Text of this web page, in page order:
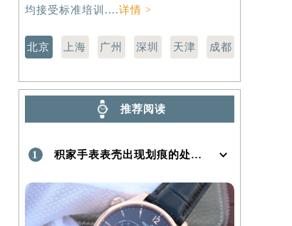
均接受标准培训....详情 >
北京 上海 广州 深圳 天津 成都
推荐阅读
1 积家手表表壳出现划痕的处理方法是什么！